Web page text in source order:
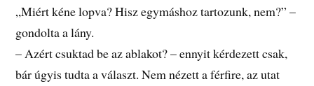
„Miért kéne lopva? Hisz egymáshoz tartozunk, nem?” –
gondolta a lány.
– Azért csuktad be az ablakot? – ennyit kérdezett csak,
bár úgyis tudta a választ. Nem nézett a férfire, az utat